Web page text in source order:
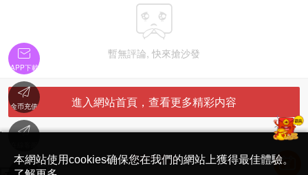

暫無評論, 快來搶沙發
進入網站首頁，查看更多精彩内容
'
简体中文版
本網站使用cookies确保您在我們的網站上獲得最佳體驗。

APP下載

金币充值

